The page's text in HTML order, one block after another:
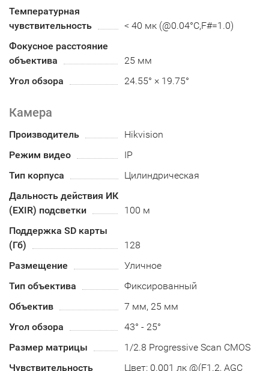
Температурная
чувствительность
< 40 мк (@0.04°C,F#=1.0)
Фокусное расстояние
объектива
25 мм
Угол обзора
24.55° × 19.75°
Камера
Производитель
Hikvision
Режим видео
IP
Тип корпуса
Цилиндрическая
Дальность действия ИК
(EXIR) подсветки
100 м
Поддержка SD карты
(Гб)
128
Размещение
Уличное
Тип объектива
Фиксированный
Объектив
7 мм, 25 мм
Угол обзора
43° - 25°
Размер матрицы
1/2.8 Progressive Scan CMOS
Чувствительность
Цвет: 0.001 лк @(F1.2, AGC